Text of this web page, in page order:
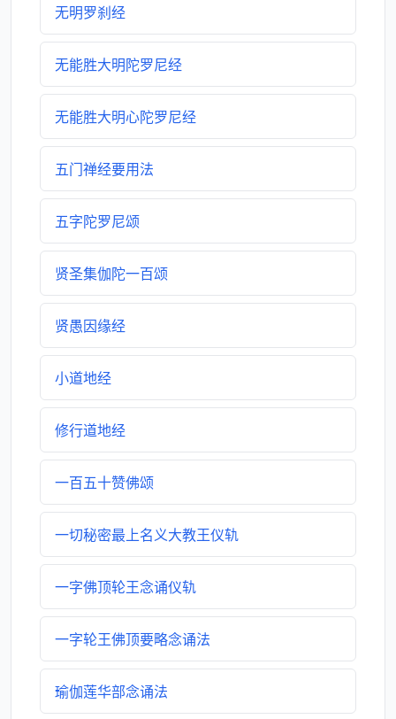
无明罗刹经
无能胜大明陀罗尼经
无能胜大明心陀罗尼经
五门禅经要用法
五字陀罗尼颂
贤圣集伽陀一百颂
贤愚因缘经
小道地经
修行道地经
一百五十赞佛颂
一切秘密最上名义大教王仪轨
一字佛顶轮王念诵仪轨
一字轮王佛顶要略念诵法
瑜伽莲华部念诵法